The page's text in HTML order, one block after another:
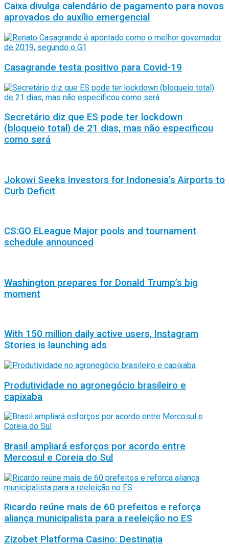
Caixa divulga calendário de pagamento para novos
aprovados do auxílio emergencial
Casagrande testa positivo para Covid-19
Secretário diz que ES pode ter lockdown
(bloqueio total) de 21 dias, mas não especificou
como será
Jokowi Seeks Investors for Indonesia’s Airports to
Curb Deficit
CS:GO ELeague Major pools and tournament
schedule announced
Washington prepares for Donald Trump’s big
moment
With 150 million daily active users, Instagram
Stories is launching ads
Produtividade no agronegócio brasileiro e
capixaba
Brasil ampliará esforços por acordo entre
Mercosul e Coreia do Sul
Ricardo reúne mais de 60 prefeitos e reforça
aliança municipalista para a reeleição no ES
Zizobet Platforma Casino: Destinația